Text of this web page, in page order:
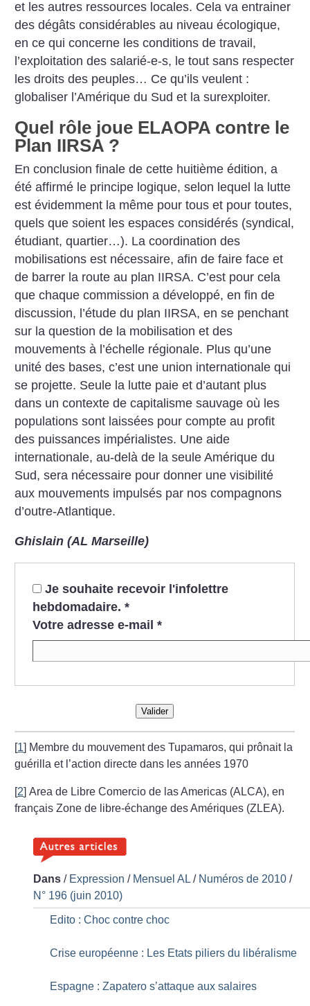
et les autres ressources locales. Cela va entrainer
des dégâts considérables au niveau écologique,
en ce qui concerne les conditions de travail,
l’exploitation des salarié-e-s, le tout sans respecter
les droits des peuples… Ce qu’ils veulent :
globaliser l’Amérique du Sud et la surexploiter.
Quel rôle joue ELAOPA contre le
Plan IIRSA ?
En conclusion finale de cette huitième édition, a
été affirmé le principe logique, selon lequel la lutte
est évidemment la même pour tous et pour toutes,
quels que soient les espaces considérés (syndical,
étudiant, quartier…). La coordination des
mobilisations est nécessaire, afin de faire face et
de barrer la route au plan IIRSA. C’est pour cela
que chaque commission a développé, en fin de
discussion, l’étude du plan IIRSA, en se penchant
sur la question de la mobilisation et des
mouvements à l’échelle régionale. Plus qu’une
unité des bases, c’est une union internationale qui
se projette. Seule la lutte paie et d’autant plus
dans un contexte de capitalisme sauvage où les
populations sont laissées pour compte au profit
des puissances impérialistes. Une aide
internationale, au-delà de la seule Amérique du
Sud, sera nécessaire pour donner une visibilité
aux mouvements impulsés par nos compagnons
d’outre-Atlantique.
Ghislain (AL Marseille)
Je souhaite recevoir l'infolettre
hebdomadaire. *
Votre adresse e-mail *
Valider
[1] Membre du mouvement des Tupamaros, qui prônait la
guérilla et l’action directe dans les années 1970
[2]Area de Libre Comercio de las Americas (ALCA), en
français Zone de libre-échange des Amériques (ZLEA).
Dans / Expression / Mensuel AL / Numéros de 2010 /
N° 196 (juin 2010)
Edito : Choc contre choc
Crise européenne : Les Etats piliers du libéralisme
Espagne : Zapatero s’attaque aux salaires